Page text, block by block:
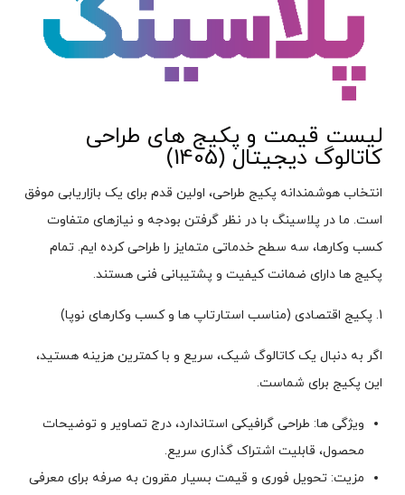
لیست قیمت و پکیج های طراحی
کاتالوگ دیجیتال (1405)
انتخاب هوشمندانه پکیج طراحی، اولین قدم برای یک بازاریابی موفق
است. ما در پلاسینگ با در نظر گرفتن بودجه و نیازهای متفاوت
کسب وکارها، سه سطح خدماتی متمایز را طراحی کرده ایم. تمام
پکیج ها دارای ضمانت کیفیت و پشتیبانی فنی هستند.
1. پکیج اقتصادی (مناسب استارتاپ ها و کسب وکارهای نوپا)
اگر به دنبال یک کاتالوگ شیک، سریع و با کمترین هزینه هستید،
این پکیج برای شماست.
ویژگی ها: طراحی گرافیکی استاندارد، درج تصاویر و توضیحات
محصول، قابلیت اشتراک گذاری سریع.
مزیت: تحویل فوری و قیمت بسیار مقرون به صرفه برای معرفی